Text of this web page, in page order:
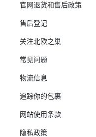
官网退货和售后政策
售后登记
关注北欧之巢
常见问题
物流信息
追踪你的包裹
网站使用条款
隐私政策